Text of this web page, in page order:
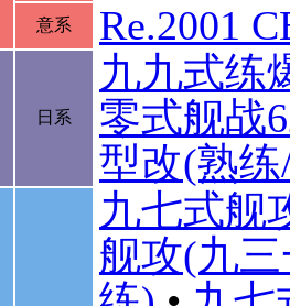
意系
Re.2001
日系
九九式练
零式舰战
型改(熟
九七式舰
舰攻(九